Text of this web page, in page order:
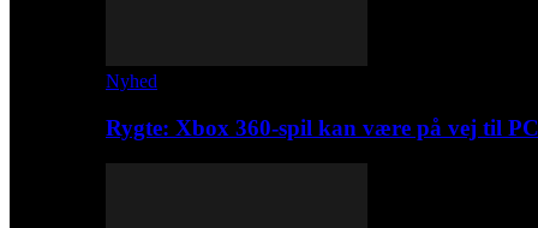
Nyhed
Rygte: Xbox 360-spil kan være på vej til PC